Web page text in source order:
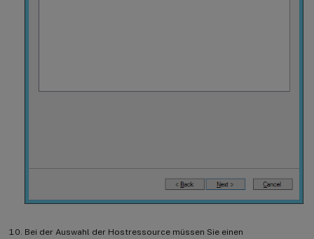
Bei der Auswahl der Hostressource müssen Sie einen